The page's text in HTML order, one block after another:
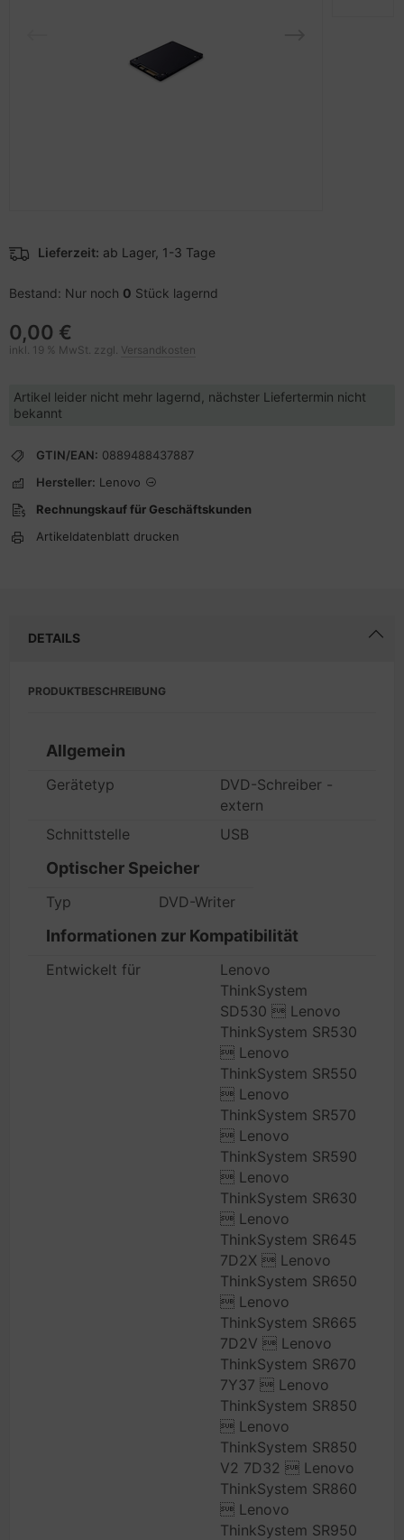
Lieferzeit: ab Lager, 1-3 Tage
Bestand: Nur noch 0 Stück lagernd
0,00 €
inkl. 19 % MwSt. zzgl. Versandkosten
Artikel leider nicht mehr lagernd, nächster Liefertermin nicht
bekannt
GTIN/EAN: 0889488437887
Hersteller: Lenovo
Rechnungskauf für Geschäftskunden
Artikeldatenblatt drucken
DETAILS
PRODUKTBESCHREIBUNG
Allgemein
Gerätetyp
DVD-Schreiber -
extern
Schnittstelle
USB
Optischer Speicher
Typ DVD-Writer
Informationen zur Kompatibilität
Entwickelt für
Lenovo
ThinkSystem
SD530  Lenovo
ThinkSystem SR530
 Lenovo
ThinkSystem SR550
 Lenovo
ThinkSystem SR570
 Lenovo
ThinkSystem SR590
 Lenovo
ThinkSystem SR630
 Lenovo
ThinkSystem SR645
7D2X  Lenovo
ThinkSystem SR650
 Lenovo
ThinkSystem SR665
7D2V  Lenovo
ThinkSystem SR670
7Y37  Lenovo
ThinkSystem SR850
 Lenovo
ThinkSystem SR850
V2 7D32  Lenovo
ThinkSystem SR860
 Lenovo
ThinkSystem SR950
und Navigation